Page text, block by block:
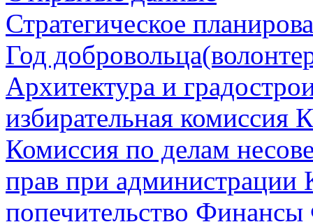
Стратегическое
Год
Архитектура и
избирательная комиссия
Комиссия по делам
прав при администрации
попечительство Финансы